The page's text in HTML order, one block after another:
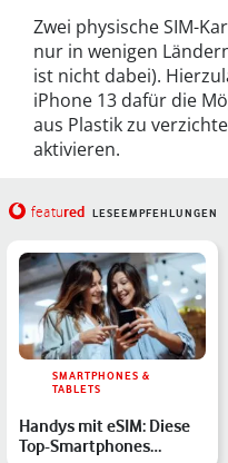
Zwei physische SIM-
nur in wenigen
ist nicht dabei).
iPhone 13 dafür die
aus Plastik zu
aktivieren.
featured LESEEMPFEHLUNGEN
SMARTPHONES &
TABLETS
Handys mit eSIM: Diese
Top-Smartphones